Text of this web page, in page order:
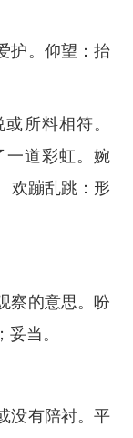
护。仰望：抬
所料相符。
一道彩虹。婉
欢蹦乱跳：形
察的意思。吩
当。
没有陪衬。平